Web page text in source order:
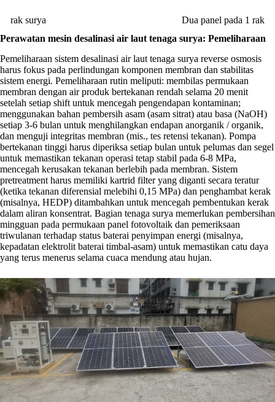
rak surya
Dua panel pada 1 rak
Perawatan mesin desalinasi air laut tenaga surya: Pemeliharaan
Pemeliharaan sistem desalinasi air laut tenaga surya reverse osmosis
harus fokus pada perlindungan komponen membran dan stabilitas
sistem energi. Pemeliharaan rutin meliputi: membilas permukaan
membran dengan air produk bertekanan rendah selama 20 menit
setelah setiap shift untuk mencegah pengendapan kontaminan;
menggunakan bahan pembersih asam (asam sitrat) atau basa (NaOH)
setiap 3-6 bulan untuk menghilangkan endapan anorganik / organik,
dan menguji integritas membran (mis., tes retensi tekanan). Pompa
bertekanan tinggi harus diperiksa setiap bulan untuk pelumas dan segel
untuk memastikan tekanan operasi tetap stabil pada 6-8 MPa,
mencegah kerusakan tekanan berlebih pada membran. Sistem
pretreatment harus memiliki kartrid filter yang diganti secara teratur
(ketika tekanan diferensial melebihi 0,15 MPa) dan penghambat kerak
(misalnya, HEDP) ditambahkan untuk mencegah pembentukan kerak
dalam aliran konsentrat. Bagian tenaga surya memerlukan pembersihan
mingguan pada permukaan panel fotovoltaik dan pemeriksaan
triwulanan terhadap status baterai penyimpan energi (misalnya,
kepadatan elektrolit baterai timbal-asam) untuk memastikan catu daya
yang terus menerus selama cuaca mendung atau hujan.